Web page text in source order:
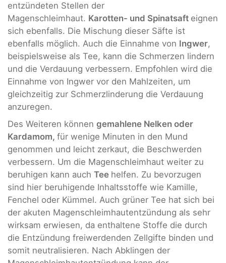
entzündeten Stellen der
Magenschleimhaut. Karotten- und Spinatsaft eignen
sich ebenfalls. Die Mischung dieser Säfte ist
ebenfalls möglich. Auch die Einnahme von Ingwer,
beispielsweise als Tee, kann die Schmerzen lindern
und die Verdauung verbessern. Empfohlen wird die
Einnahme von Ingwer vor den Mahlzeiten, um
gleichzeitig zur Schmerzlinderung die Verdauung
anzuregen.
Des Weiteren können gemahlene Nelken oder
Kardamom, für wenige Minuten in den Mund
genommen und leicht zerkaut, die Beschwerden
verbessern. Um die Magenschleimhaut weiter zu
beruhigen kann auch Tee helfen. Zu bevorzugen
sind hier beruhigende Inhaltsstoffe wie Kamille,
Fenchel oder Kümmel. Auch grüner Tee hat sich bei
der akuten Magenschleimhautentzündung als sehr
wirksam erwiesen, da enthaltene Stoffe die durch
die Entzündung freiwerdenden Zellgifte binden und
somit neutralisieren. Nach Abklingen der